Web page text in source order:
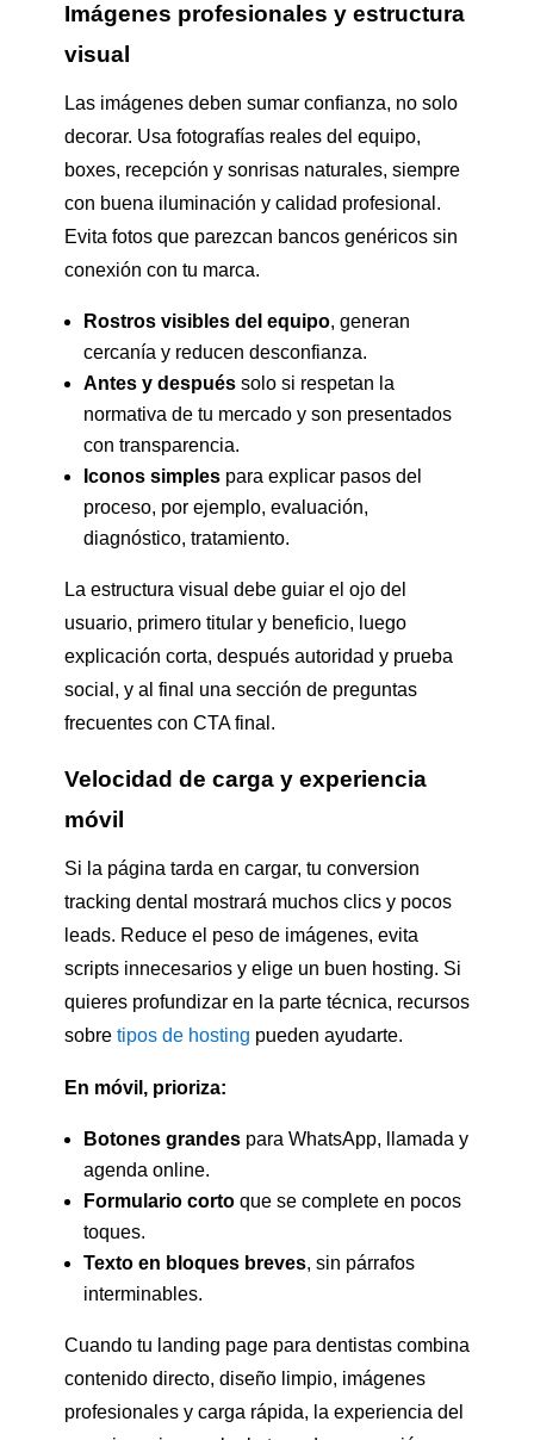
Imágenes profesionales y estructura
visual
Las imágenes deben sumar confianza, no solo
decorar. Usa fotografías reales del equipo,
boxes, recepción y sonrisas naturales, siempre
con buena iluminación y calidad profesional.
Evita fotos que parezcan bancos genéricos sin
conexión con tu marca.
Rostros visibles del equipo, generan
cercanía y reducen desconfianza.
Antes y despuéssolo si respetan la
normativa de tu mercado y son presentados
con transparencia.
Iconos simplespara explicar pasos del
proceso, por ejemplo, evaluación,
diagnóstico, tratamiento.
La estructura visual debe guiar el ojo del
usuario, primero titular y beneficio, luego
explicación corta, después autoridad y prueba
social, y al final una sección de preguntas
frecuentes con CTA final.
Velocidad de carga y experiencia
móvil
Si la página tarda en cargar, tu conversion
tracking dental mostrará muchos clics y pocos
leads. Reduce el peso de imágenes, evita
scripts innecesarios y elige un buen hosting. Si
quieres profundizar en la parte técnica, recursos
sobre tipos de hosting pueden ayudarte.
En móvil, prioriza:
Botones grandespara WhatsApp, llamada y
agenda online.
Formulario cortoque se complete en pocos
toques.
Texto en bloques breves, sin párrafos
interminables.
Cuando tu landing page para dentistas combina
contenido directo, diseño limpio, imágenes
profesionales y carga rápida, la experiencia del